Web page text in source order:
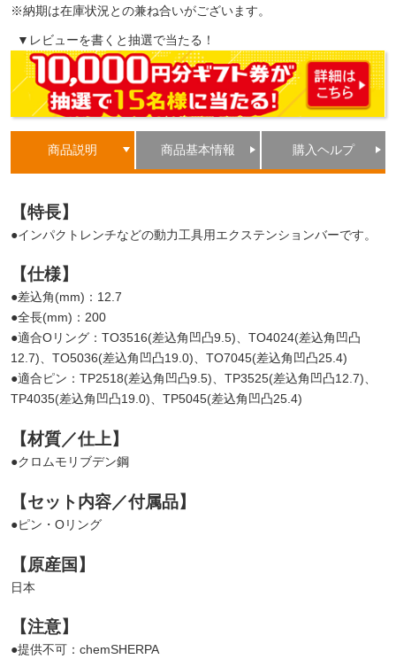
※納期は在庫状況との兼ね合いがございます。
▼レビューを書くと抽選で当たる！
商品説明 商品基本情報 購入ヘルプ
【特長】
●インパクトレンチなどの動力工具用エクステンションバーです。
【仕様】
●差込角(mm)：12.7
●全長(mm)：200
●適合Oリング：TO3516(差込角凹凸9.5)、TO4024(差込角凹凸
12.7)、TO5036(差込角凹凸19.0)、TO7045(差込角凹凸25.4)
●適合ピン：TP2518(差込角凹凸9.5)、TP3525(差込角凹凸12.7)、
TP4035(差込角凹凸19.0)、TP5045(差込角凹凸25.4)
【材質／仕上】
●クロムモリブデン鋼
【セット内容／付属品】
●ピン・Oリング
【原産国】
日本
【注意】
●提供不可：chemSHERPA